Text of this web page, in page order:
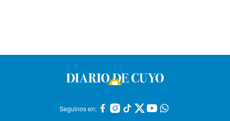
Seguinos en: